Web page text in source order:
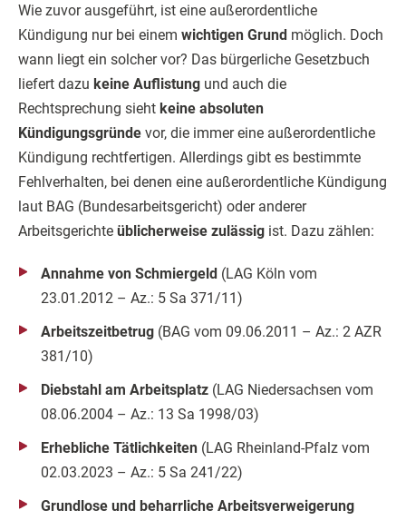
Wie zuvor ausgeführt, ist eine außerordentliche
Kündigung nur bei einem wichtigen Grund möglich. Doch
wann liegt ein solcher vor? Das bürgerliche Gesetzbuch
liefert dazu keine Auflistung und auch die
Rechtsprechung sieht keine absoluten
Kündigungsgründe vor, die immer eine außerordentliche
Kündigung rechtfertigen. Allerdings gibt es bestimmte
Fehlverhalten, bei denen eine außerordentliche Kündigung
laut BAG (Bundesarbeitsgericht) oder anderer
Arbeitsgerichte üblicherweise zulässig ist. Dazu zählen:
Annahme von Schmiergeld (LAG Köln vom
23.01.2012 – Az.: 5 Sa 371/11)
Arbeitszeitbetrug (BAG vom 09.06.2011 – Az.: 2 AZR
381/10)
Diebstahl am Arbeitsplatz (LAG Niedersachsen vom
08.06.2004 – Az.: 13 Sa 1998/03)
Er­heb­li­che Tätlich­kei­ten (LAG Rheinland-Pfalz vom
02.03.2023 – Az.: 5 Sa 241/22)
Grundlose und beharrliche Arbeitsverweigerung